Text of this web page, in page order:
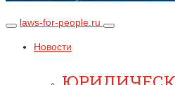
laws-for-people.ru
Новости